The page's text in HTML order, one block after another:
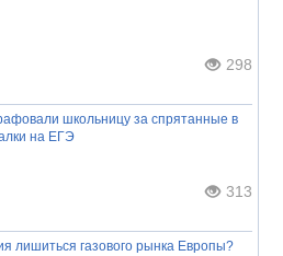
298
школьницу за спрятанные в
на ЕГЭ
313
лишиться газового рынка Европы?